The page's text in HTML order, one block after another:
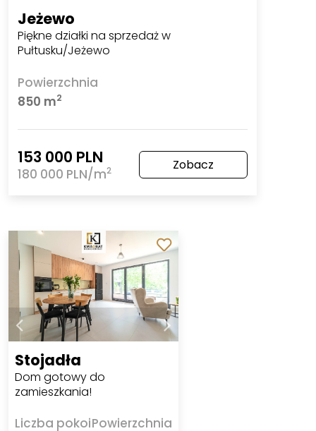
Jeżewo
Piękne działki na sprzedaż w
Pułtusku/Jeżewo
Powierzchnia
850 m2
153 000 PLN
180 000 PLN/m2 Zobacz
Stojadła
Dom gotowy do
zamieszkania!
Liczba pokoiPowierzchnia